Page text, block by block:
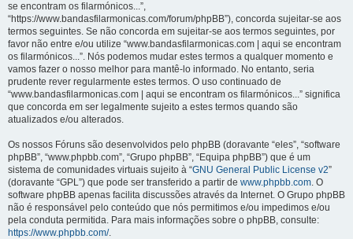
se encontram os filarmónicos...”,
“https://www.bandasfilarmonicas.com/forum/phpBB”), concorda sujeitar-se aos
termos seguintes. Se não concorda em sujeitar-se aos termos seguintes, por
favor não entre e/ou utilize “www.bandasfilarmonicas.com | aqui se encontram
os filarmónicos...”. Nós podemos mudar estes termos a qualquer momento e
vamos fazer o nosso melhor para mantê-lo informado. No entanto, seria
prudente rever regularmente estes termos. O uso continuado de
“www.bandasfilarmonicas.com | aqui se encontram os filarmónicos...” significa
que concorda em ser legalmente sujeito a estes termos quando são
atualizados e/ou alterados.
Os nossos Fóruns são desenvolvidos pelo phpBB (doravante “eles”, “software
phpBB”, “www.phpbb.com”, “Grupo phpBB”, “Equipa phpBB”) que é um
sistema de comunidades virtuais sujeito à “GNU General Public License v2”
(doravante “GPL”) que pode ser transferido a partir de www.phpbb.com. O
software phpBB apenas facilita discussões através da Internet. O Grupo phpBB
não é responsável pelo conteúdo que nós permitimos e/ou impedimos e/ou
pela conduta permitida. Para mais informações sobre o phpBB, consulte:
https://www.phpbb.com/.